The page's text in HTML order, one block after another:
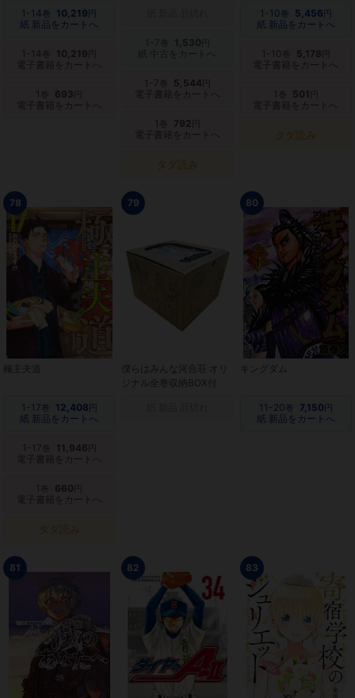
1-14巻 10,219 円
紙 新品をカートへ
1-14 巻 10,219
電子書籍をカートへ
1 巻 693
電子書籍をカートへ
1,530
紙 中古をカートへ
1-7 巻 5,544
電子書籍をカートへ
1 巻 792
電子書籍をカートへ
タダ読み
1-10巻 5,456 円
紙 新品をカートへ
1-10 巻 5,178
電子書籍をカートへ
1 巻 501
電子書籍をカートへ
タダ読み
78
極主夫道
1-17巻 12,408 円
紙 新品をカートへ
1-17 巻 11,946
電子書籍をカートへ
1 巻 660
電子書籍をカートへ
タダ読み
79
僕らはみんな河合荘 オリ
ジナル全巻収納BOX付
80
キングダム
11-20巻 7,150 円
紙 新品をカートへ
81 82 83